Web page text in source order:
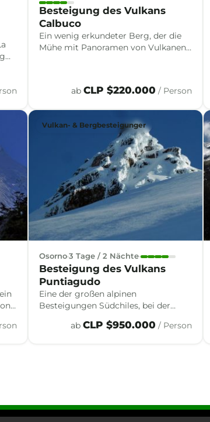
Besteigung des Vulkans
Calbuco
Ein wenig erkundeter Berg, der die
Mühe mit Panoramen von Vulkanen,
ab CLP $220.000 / Person
Vulkan- & Bergbesteigunger
Osorno 3 Tage / 2 Nächte
Besteigung des Vulkans
Puntiagudo
Eine der großen alpinen
Besteigungen Südchiles, bei der
zusammenkommen, um den
ab CLP $950.000 / Person